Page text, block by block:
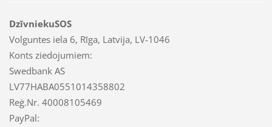
DzīvniekuSOS
Volguntes iela 6, Rīga, Latvija, LV-1046
Konts ziedojumiem:
Swedbank AS
LV77HABA0551014358802
Reģ.Nr. 40008105469
PayPal: